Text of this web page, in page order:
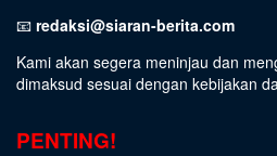
📧 redaksi@siaran-berita.com
Kami akan segera meninjau dan
dimaksud sesuai dengan kebijakan
PENTING!